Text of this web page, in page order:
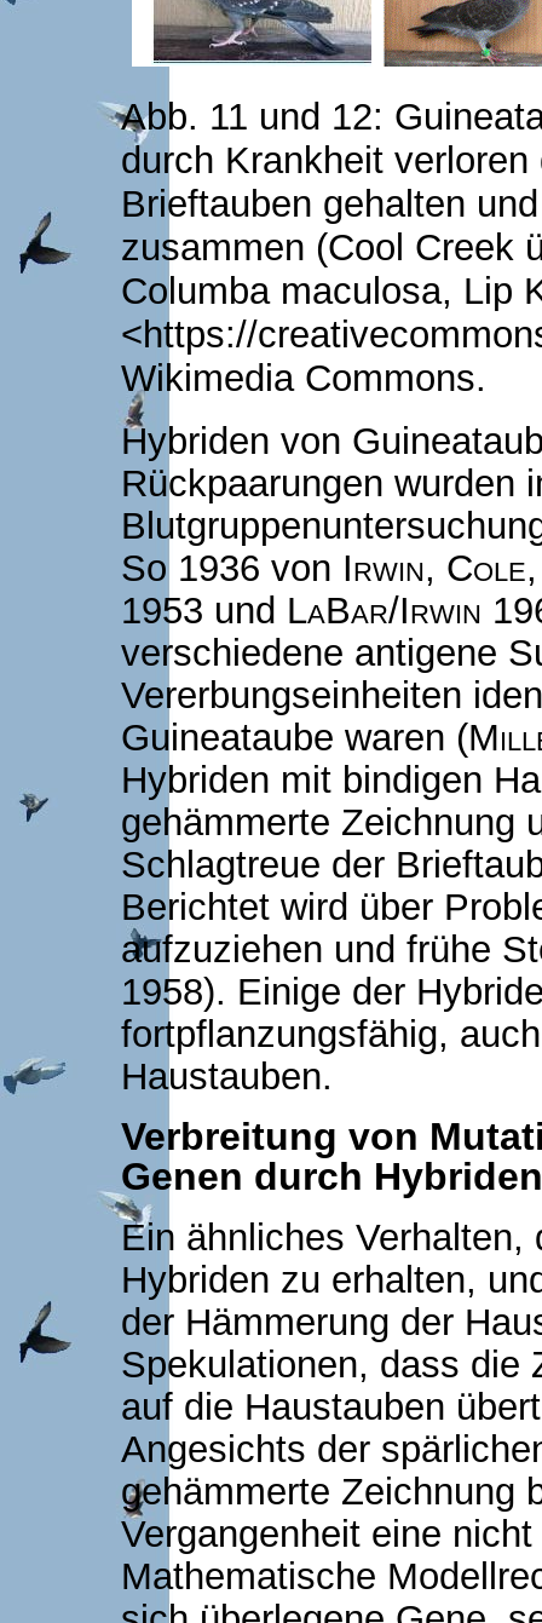
Abb. 11 und 12:
durch Krankheit
Brieftauben gehalten
zusammen (Cool Creek
Columba maculosa, Lip
<https://
Wikimedia Commons.
Hybriden von
Rückpaarungen wurden
So 1936 von Irwin,
1953 und LaBar/Irwin
verschiedene antigene
Vererbungseinheiten
Guineataube waren (
Hybriden mit bindigen
gehämmerte Zeichnung
Schlagtreue der
Berichtet wird über
aufzuziehen und frühe
1958). Einige der
fortpflanzungsfähig,
Haustauben.
Verbreitung von
Genen durch Hybriden
Ein ähnliches
Hybriden zu erhalten,
der Hämmerung der
Spekulationen, dass die
auf die Haustauben
Angesichts der
gehämmerte Zeichnung
Vergangenheit eine
Mathematische